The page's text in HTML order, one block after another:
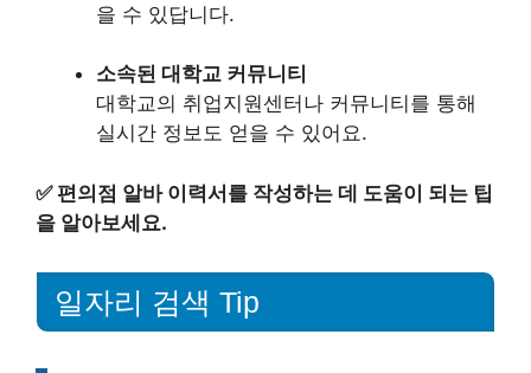
을 수 있답니다.
소속된 대학교 커뮤니티
대학교의 취업지원센터나 커뮤니티를 통해
실시간 정보도 얻을 수 있어요.
✅ 편의점 알바 이력서를 작성하는 데 도움이 되는 팁
을 알아보세요.
일자리 검색 Tip